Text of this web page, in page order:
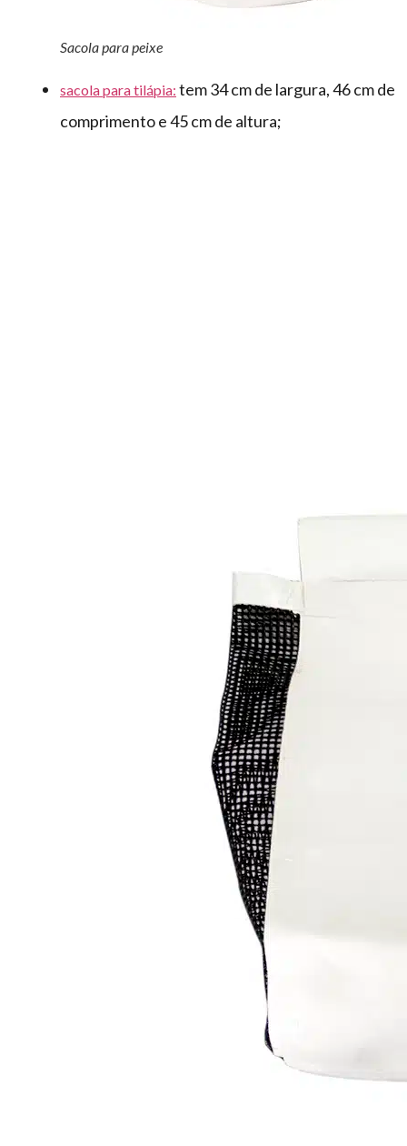
Sacola para peixe
sacola para tilápia: tem 34 cm de largura, 46 cm de
comprimento e 45 cm de altura;